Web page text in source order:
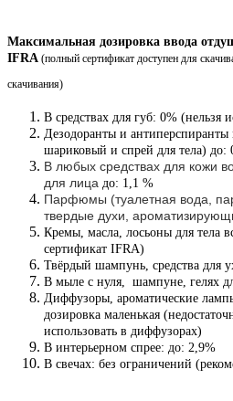
Максимальная дозировка ввода
IFRA (полный сертификат доступен для
скачивания)
В средствах для губ: 0% (нельзя
Дезодоранты и антиперспиранты
шариковый и спрей для тела) до:
В любых средствах для кожи
для лица до: 1,1 %
Парфюмы (туалетная вода,
твердые духи,
Кремы, масла, лосьоны для тела
сертификат IFRA)
Твёрдый шампунь, средства для
В мыле с нуля, шампуне, гелях
Диффузоры, ароматические
дозировка маленькая
использовать в диффузорах)
В интерьерном спрее: до: 2,9%
В свечах: без ограничений